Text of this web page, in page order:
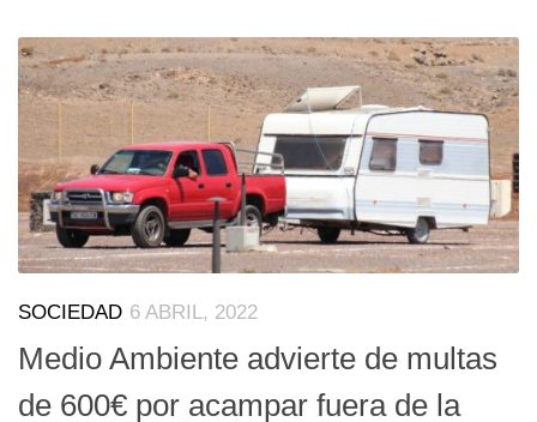
SOCIEDAD 6 ABRIL, 2022
Medio Ambiente advierte de multas
de 600€ por acampar fuera de la